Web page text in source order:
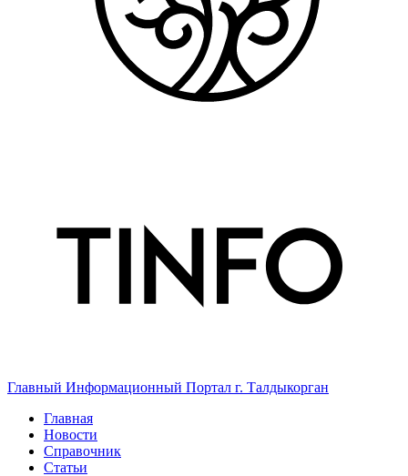
Главный Информационный Портал г. Талдыкорган
Главная
Новости
Справочник
Статьи